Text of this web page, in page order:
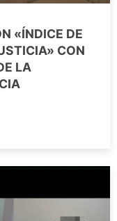
«ÍNDICE DE
CON
LA